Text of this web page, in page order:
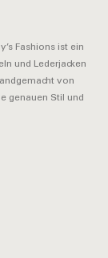
Fashions ist ein
und Lederjacken
von
genauen Stil und